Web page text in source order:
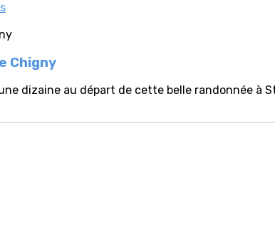
Chigny
dizaine au départ de cette belle randonnée à